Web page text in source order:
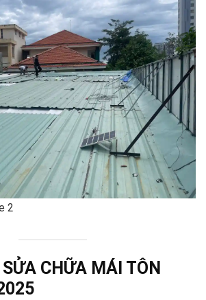
SỬA CHỮA MÁI TÔN